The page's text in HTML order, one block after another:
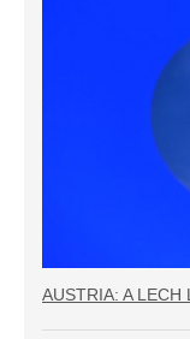
AUSTRIA: A LECH